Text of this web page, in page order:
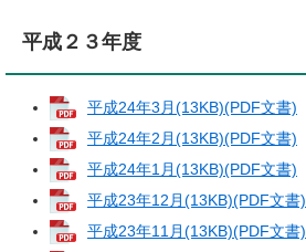
平成２３年度
平成24年3月(13KB)(PDF文書)
平成24年2月(13KB)(PDF文書)
平成24年1月(13KB)(PDF文書)
平成23年12月(13KB)(PDF文書)
平成23年11月(13KB)(PDF文書)